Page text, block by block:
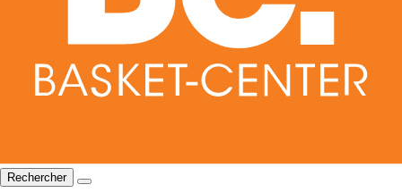
Rechercher